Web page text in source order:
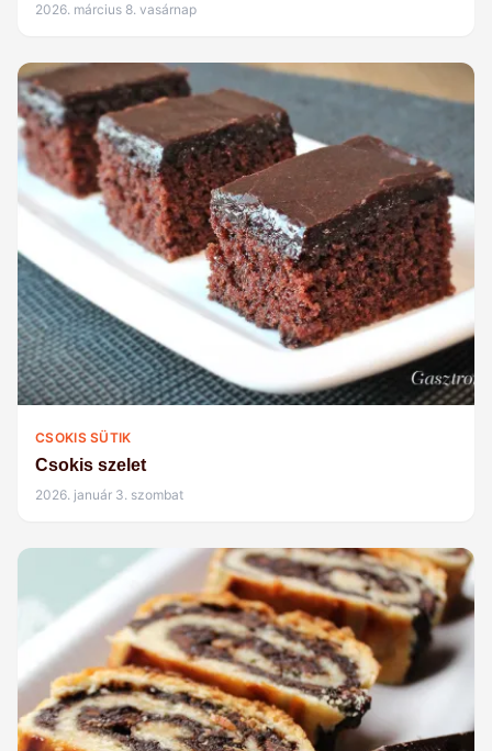
2026. március 8. vasárnap
CSOKIS SÜTIK
Csokis szelet
2026. január 3. szombat